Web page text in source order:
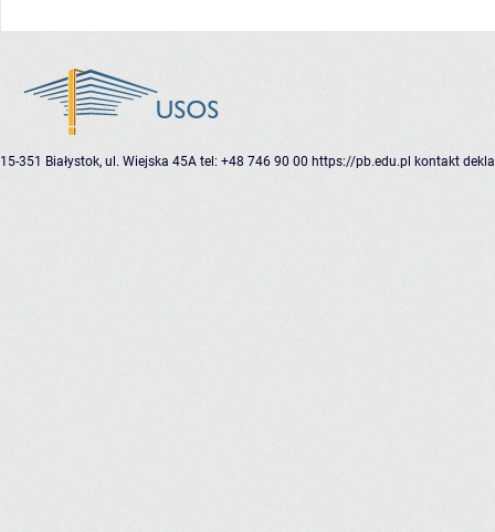
15-351 Białystok, ul. Wiejska 45A tel: +48 746 90 00 https://pb.edu.pl kontakt